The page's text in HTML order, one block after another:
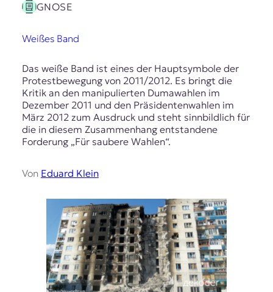
GNOSE
Weißes Band
Das weiße Band ist eines der Hauptsymbole der
Protestbewegung von 2011/2012. Es bringt die
Kritik an den manipulierten Dumawahlen im
Dezember 2011 und den Präsidentenwahlen im
März 2012 zum Ausdruck und steht sinnbildlich für
die in diesem Zusammenhang entstandene
Forderung „Für saubere Wahlen“.
Von Eduard Klein